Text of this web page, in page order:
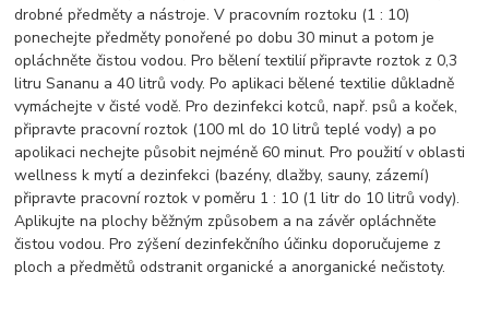
drobné předměty a nástroje. V pracovním roztoku (1 : 10)
ponechejte předměty ponořené po dobu 30 minut a potom je
opláchněte čistou vodou. Pro bělení textilií připravte roztok z 0,3
litru Sananu a 40 litrů vody. Po aplikaci bělené textilie důkladně
vymáchejte v čisté vodě. Pro dezinfekci kotců, např. psů a koček,
připravte pracovní roztok (100 ml do 10 litrů teplé vody) a po
apolikaci nechejte působit nejméně 60 minut. Pro použití v oblasti
wellness k mytí a dezinfekci (bazény, dlažby, sauny, zázemí)
připravte pracovní roztok v poměru 1 : 10 (1 litr do 10 litrů vody).
Aplikujte na plochy běžným způsobem a na závěr opláchněte
čistou vodou. Pro zýšení dezinfekčního účinku doporučujeme z
ploch a předmětů odstranit organické a anorganické nečistoty.